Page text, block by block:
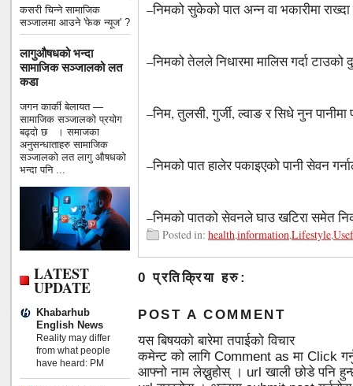
कसरी चिन्ने सामाजिक
सञ्जालमा आउने 'फेक न्यूज' ?
लागुऔषधको भन्दा
सामाजिक सञ्जालको लत
कडा
जगन कार्की बेलायत —
सामाजिक सञ्जालको प्रयोग
बढ्दो छ । समाजका
अनुसन्धाताहरु सामाजिक
सञ्जालको लत लागु औषधको
भन्दा पनि ...
LATEST
UPDATE
Khabarhub
English News
Reality may differ
from what people
have heard: PM
–निमको सुकेको पात अन्न वा भकारीमा
–निमको तेलले निधारमा मालिस गर्दा
–निम, तुलसी, गुर्जी, ल्वाङ र सिधे नुन पानीमा
–निमको पात हालेर पकाइएको पानी सेवन
–निमको पातको सेवनले घाउ खटिरा समेत
Posted in: health,information,Lifestyle,
0 प्रतिक्रिया हरु:
POST A COMMENT
यस बिषयको बारेमा तपाईको विचार
कमेन्ट को लागि Comment as मा Click
आफ्नो नाम लेख्नुहोस् । url खाली छोडे पनि